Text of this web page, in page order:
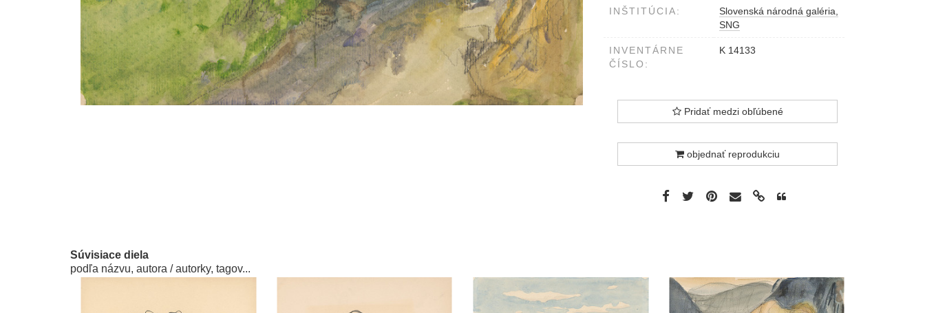
INŠTITÚCIA:
Slovenská národná galéria,
SNG
INVENTÁRNE
ČÍSLO:
K 14133
Pridať medzi obľúbené
objednať reprodukciu
Súvisiace diela
podľa názvu, autora / autorky, tagov...